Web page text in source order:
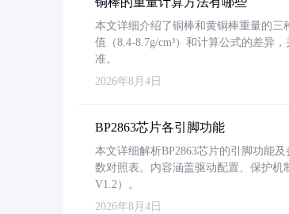
本文详细介绍了铜棒和黄铜棒重量的
值（8.4-8.7g/cm³）和计算公式的差异
准。
2026年8月4日
BP2863芯片各引脚功能
本文详细解析BP2863芯片的引脚功能
数对照表。内容涵盖驱动配置、保护
V1.2）。
2026年8月4日